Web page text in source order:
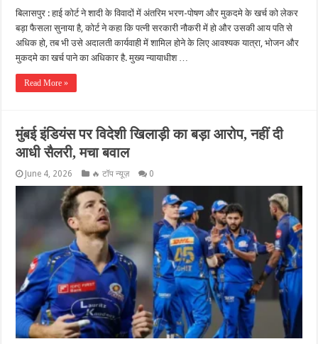
बिलासपुर : हाई कोर्ट ने शादी के विवादों में अंतरिम भरण-पोषण और मुकदमे के खर्च को लेकर
बड़ा फैसला सुनाया है, कोर्ट ने कहा कि पत्नी सरकारी नौकरी में हो और उसकी आय पति से
अधिक हो, तब भी उसे अदालती कार्यवाही में शामिल होने के लिए आवश्यक यात्रा, भोजन और
मुकदमे का खर्च पाने का अधिकार है. मुख्य न्यायाधीश …
Read More »
मुंबई इंडियंस पर विदेशी खिलाड़ी का बड़ा आरोप, नहीं दी
आधी सैलरी, मचा बवाल
June 4, 2026 🔥 टॉप न्यूज़ 0